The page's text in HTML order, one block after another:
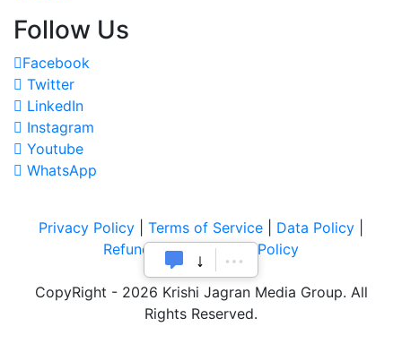
Follow Us
Facebook
Twitter
LinkedIn
Instagram
Youtube
WhatsApp
Privacy Policy Terms of Service Data Policy
Refund & Cancellation Policy
CopyRight - 2026 Krishi Jagran Media Group. All
Rights Reserved.